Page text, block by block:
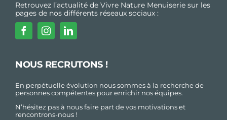
Retrouvez l’actualité de Vivre Nature Menuiserie sur les
pages de nos différents réseaux sociaux :
NOUS RECRUTONS !
En perpétuelle évolution nous sommes à la recherche de
personnes compétentes pour enrichir nos équipes.
N’hésitez pas à nous faire part de vos motivations et
rencontrons-nous !